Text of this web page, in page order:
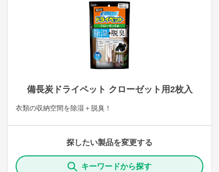
備長炭ドライペット クローゼット用2枚入
衣類の収納空間を除湿＋脱臭！
探したい製品を変更する
キーワードから探す